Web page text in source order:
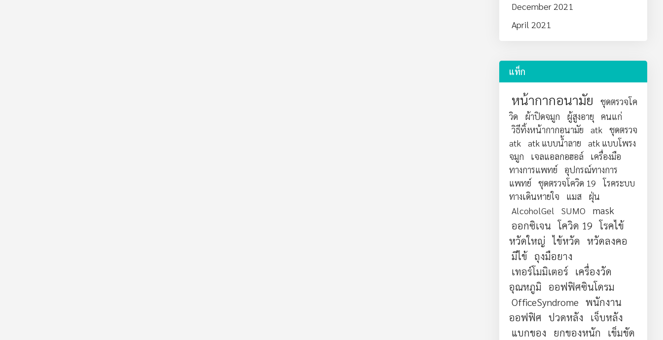
December 2021
April 2021
แท็ก
หน้ากากอนามัย
ชุดตรวจโค
วิด
ผ้าปิดจมูก ผู้สูงอายุ
คนแก่
วิธีทิ้งหน้ากากอนามัย
atk
ชุดตรวจ
atk
atk แบบน้ำลาย
atk แบบโพรง
จมูก
เจลแอลกอฮอล์
เครื่องมือ
ทางการแพทย์
อุปกรณ์ทางการ
แพทย์
ชุดตรวจโควิด 19
โรคระบบ
ทางเดินหายใจ
แมส
ฝุ่น
AlcoholGel
SUMO
mask
ออกซิเจน โควิด 19 โรคไข้
หวัดใหญ่
ไข้หวัด
หวัดลงคอ
มีไข้ ถุงมือยาง
เทอร์โมมิเตอร์
เครื่องวัด
อุณหภูมิ ออฟฟิศซินโดรม
OfficeSyndrome พนักงาน
ออฟฟิศ ปวดหลัง
เจ็บหลัง
แบกของ
ยกของหนัก
เข็มขัด